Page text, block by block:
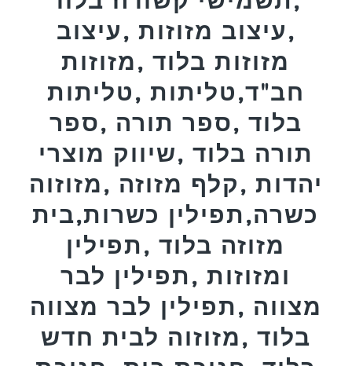
,עיצוב מזוזות ,עיצוב
מזוזות בלוד ,מזוזות
חב"ד,טליתות ,טליתות
בלוד ,ספר תורה ,ספר
תורה בלוד ,שיווק מוצרי
יהדות ,קלף מזוזה ,מזוזוה
כשרה,תפילין כשרות,בית
מזוזה בלוד ,תפילין
ומזוזות ,תפילין לבר
מצווה ,תפילין לבר מצווה
בלוד ,מזוזוה לבית חדש